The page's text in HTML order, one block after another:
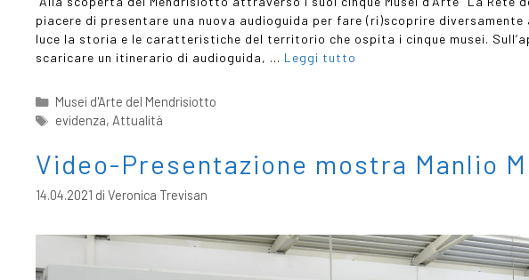
piacere di presentare una nuova audioguida per fare (ri)scoprire
luce la storia e le caratteristiche del territorio che ospita i cinque musei.
scaricare un itinerario di audioguida, … Leggi tutto
Musei d'Arte del Mendrisiotto
evidenza, Attualità
Video-Presentazione mostra Manlio
14.04.2021 di Veronica Trevisan